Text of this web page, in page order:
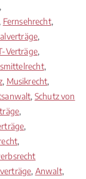
Fernsehrecht,
,
Verträge,
,
, Musikrecht,
, Schutz von
,
,
,
, Anwalt,